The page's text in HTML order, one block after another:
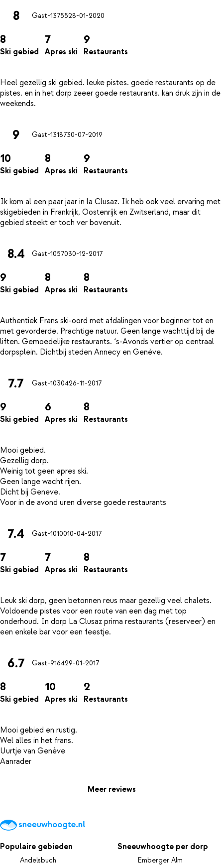
8 Gast-1375528-01-2020
8
Ski gebied
7
Apres ski
9
Restaurants
Heel gezellig ski gebied. leuke pistes. goede restaurants op de
pistes. en in het dorp zeeer goede restaurants. kan druk zijn in de
9 Gast-1318730-07-2019
10
Ski gebied
8
Apres ski
9
Restaurants
Ik kom al een paar jaar in la Clusaz. Ik heb ook veel ervaring met
skigebieden in Frankrijk, Oostenrijk en Zwitserland, maar dit
8.4 Gast-1057030-12-2017
9
Ski gebied
8
Apres ski
8
Restaurants
Authentiek Frans ski-oord met afdalingen voor beginner tot en
met gevorderde. Prachtige natuur. Geen lange wachttijd bij de
liften. Gemoedelijke restaurants. ‘s-Avonds vertier op centraal
7.7 Gast-1030426-11-2017
9
Ski gebied
6
Apres ski
8
Restaurants
Mooi gebied.
Gezellig dorp.
Weinig tot geen apres ski.
Geen lange wacht rijen.
Dicht bij Geneve.
7.4 Gast-1010010-04-2017
7
Ski gebied
7
Apres ski
8
Restaurants
Leuk ski dorp, geen betonnen reus maar gezellig veel chalets.
Voldoende pistes voor een route van een dag met top
onderhoud. In dorp La Clusaz prima restaurants (reserveer) en
6.7 Gast-916429-01-2017
8
Ski gebied
10
Apres ski
2
Restaurants
Mooi gebied en rustig.
Wel alles in het frans.
Uurtje van Genève
Meer reviews
Populaire gebieden
Andelsbuch
Sneeuwhoogte per dorp
Emberger Alm